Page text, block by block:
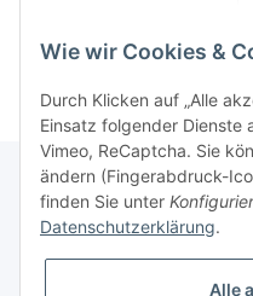
Informationen
Wie wir Cookies &
Durch Klicken auf „Alle
Einsatz folgender Dienste
Vimeo, ReCaptcha. Sie
ändern (Fingerabdruck-
finden Sie unter
Datenschutzerklärung.
Alle